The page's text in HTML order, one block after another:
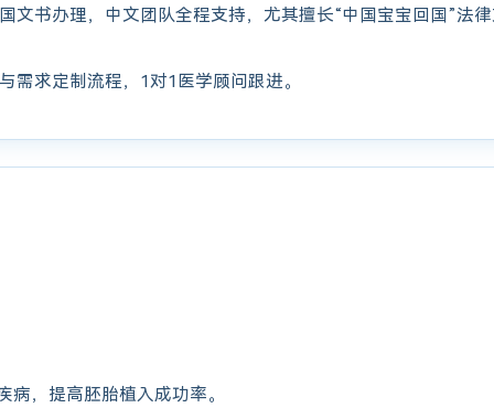
文书办理，中文团队全程支持，尤其擅长“中国宝宝回国”法
需求定制流程，1对1医学顾问跟进。
病，提高胚胎植入成功率。